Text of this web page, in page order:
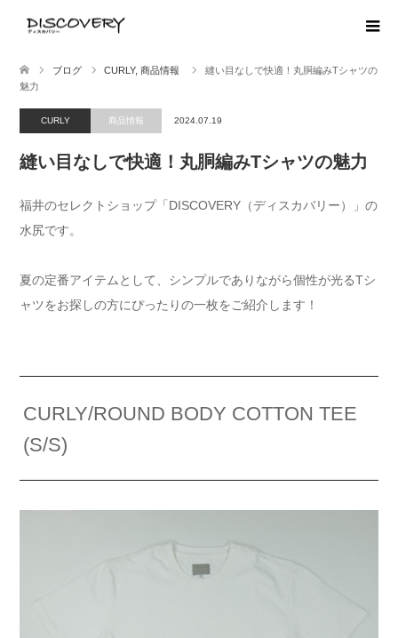
ブログ CURLY, 商品情報
縫い目なしで快適！丸胴編みTシャツの
魅力
CURLY 商品情報 2024.07.19
縫い目なしで快適！丸胴編みTシャツの魅力
福井のセレクトショップ「DISCOVERY（ディスカバリー）」の
水尻です。
夏の定番アイテムとして、シンプルでありながら個性が光るTシ
ャツをお探しの方にぴったりの一枚をご紹介します！
CURLY/ROUND BODY COTTON TEE
(S/S)